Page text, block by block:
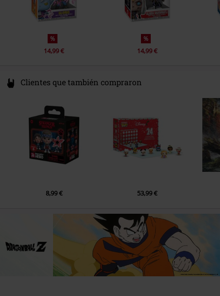
%
14,99 €
%
14,99 €
Clientes que también compraron
8,99 € 53,99 €